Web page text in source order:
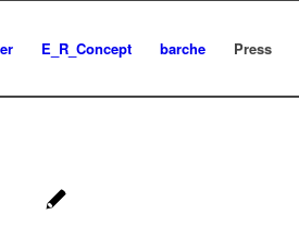
E_R_Concept barche Press